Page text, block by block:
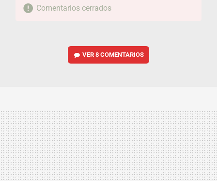
Comentarios cerrados
VER8 COMENTARIOS